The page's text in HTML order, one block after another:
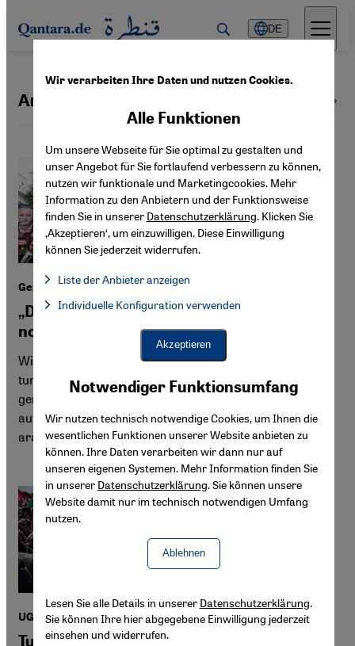
Direkt zum Inhalt springen
DE
Arabellion
Gender-Forscherin Amel Grami
„Die islamische Kultur kannte auch nicht-
normative Identitäten“
Wie wird über Gender im Arabischen gesprochen? Die
tunesische Akademikerin Amel Grami über
gendersensible Sprache, den Einfluss des Kolonialismus
auf Geschlechtervorstellungen und neue Ansätze aus der
arabischsprachigen Wissenschaft.
UGTT in der Krise
Tunesiens Gewerkschaft verliert an
Wir verarbeiten Ihre Daten und nutzen Cookies.
Notwendiger Funktionsumfang
Wir nutzen technisch notwendige Cookies, um Ihnen die
wesentlichen Funktionen unserer Website anbieten zu
können. Ihre Daten verarbeiten wir dann nur auf
unseren eigenen Systemen. Mehr Information finden Sie
in unserer Datenschutzerklärung. Sie können unsere
Website damit nur im technisch notwendigen Umfang
nutzen.
Ablehnen
Alle Funktionen
Um unsere Webseite für Sie optimal zu gestalten und
unser Angebot für Sie fortlaufend verbessern zu können,
nutzen wir funktionale und Marketingcookies. Mehr
Information zu den Anbietern und der Funktionsweise
finden Sie in unserer Datenschutzerklärung. Klicken Sie
‚Akzeptieren‘, um einzuwilligen. Diese Einwilligung
können Sie jederzeit widerrufen.
Liste der Anbieter anzeigen
Facebook Embed / Facebook Connect, Google Maps Embed,
Facebook Embed / Facebook Connect
Google Maps Embed
Individuelle Konfiguration verwenden
Akzeptieren
Lesen Sie alle Details in unserer Datenschutzerklärung.
Sie können Ihre hier abgegebene Einwilligung jederzeit
einsehen und widerrufen.